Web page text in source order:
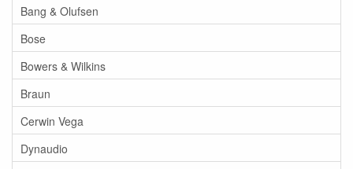
Bang & Olufsen
Bose
Bowers & Wilkins
Braun
Cerwin Vega
Dynaudio